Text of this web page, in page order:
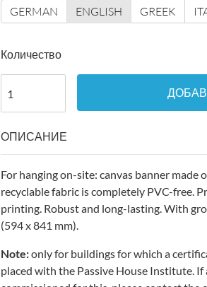
GERMAN ENGLISH GREEK
Количество
ОПИСАНИЕ
For hanging on-site: canvas banner
recyclable fabric is completely PVC-free.
printing. Robust and long-lasting. With
(594 x 841 mm).
Note:only for buildings for which a
placed with the Passive House Institute.